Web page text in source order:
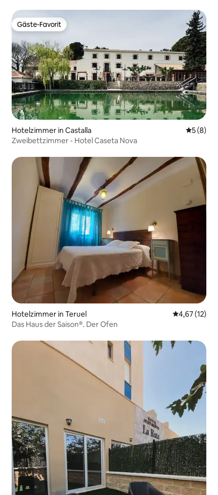
Gäste-Favorit
Gäste-Favorit
Hotelzimmer in Castalla
5 (8)
Zweibettzimmer - Hotel Caseta Nova
Hotelzimmer in Teruel
4,67 (12)
Das Haus der Saison®. Der Ofen